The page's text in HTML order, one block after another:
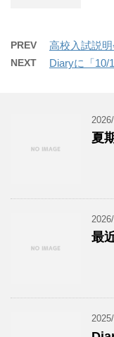
PREV 高校入試説
NEXT Diaryに「10/
夏
最